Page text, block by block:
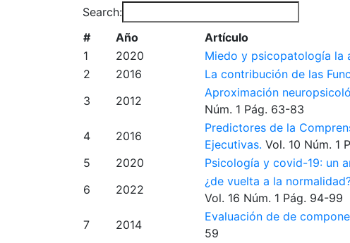
2026
Search:
#
Año Artículo
1
2020 Miedo y psicopatología la
2
2016 La contribución de las
3
2012
Aproximación
Núm. 1 Pág. 63-83
4 2016
Predictores de la
Ejecutivas. Vol. 10 Núm. 1
5
2020 Psicología y covid-19: un
6
2022
¿de vuelta a la
Vol. 16 Núm. 1 Pág. 94-99
7 2014
Evaluación de de
59